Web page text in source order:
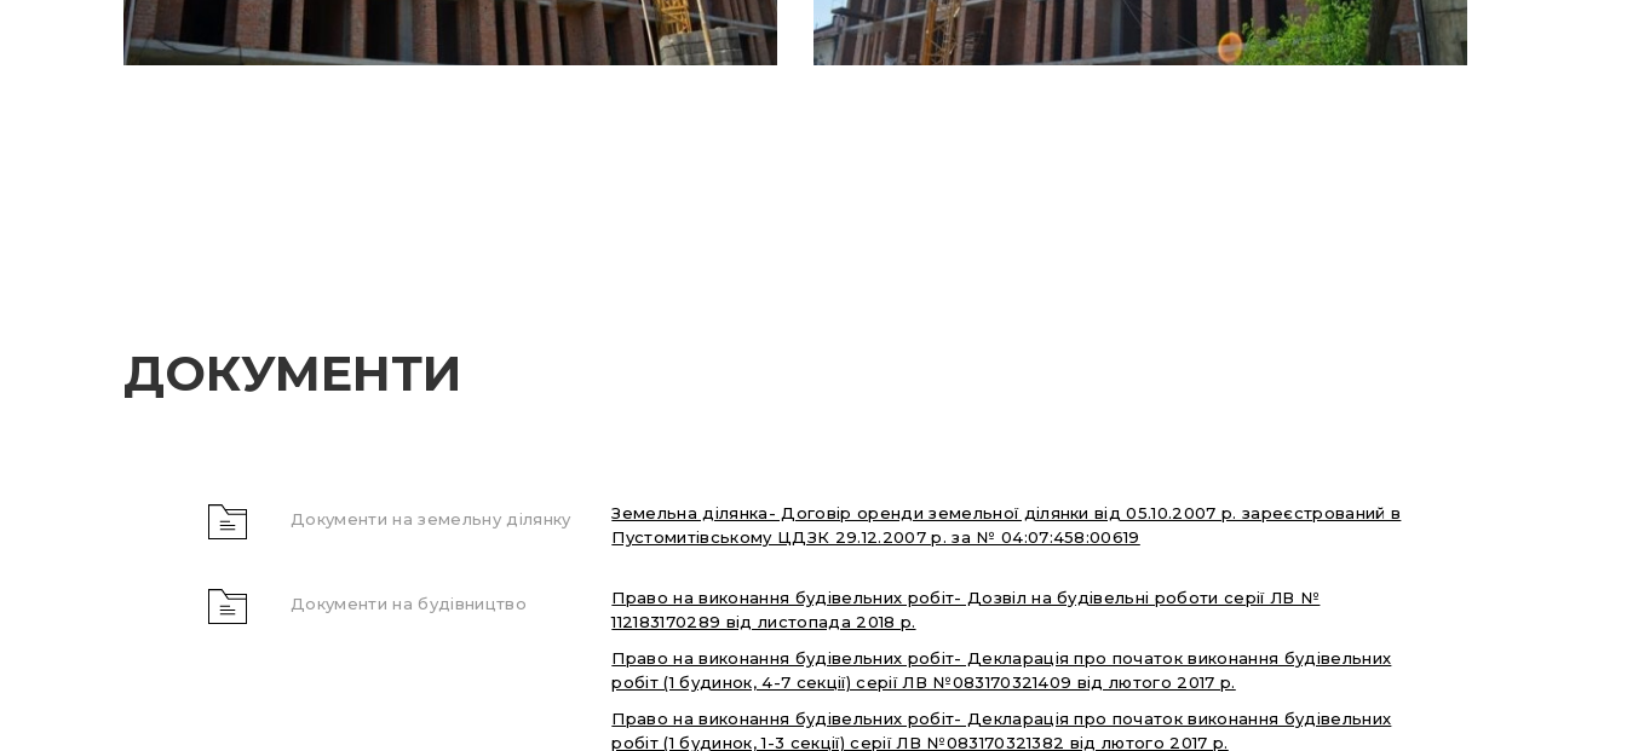
ДОКУМЕНТИ
Документи на земельну ділянку
Земельна ділянка- Договір оренди земельної ділянки від 05.10.2007 р. зареєстрований в
Пустомитівському ЦДЗК 29.12.2007 р. за № 04:07:458:00619
Документи на будівництво
Право на виконання будівельних робіт- Дозвіл на будівельні роботи серії ЛВ №
112183170289 від листопада 2018 р.
Право на виконання будівельних робіт- Декларація про початок виконання будівельних
робіт (1 будинок, 4-7 секції) серії ЛВ №083170321409 від лютого 2017 р.
Право на виконання будівельних робіт- Декларація про початок виконання будівельних
робіт (1 будинок, 1-3 секції) серії ЛВ №083170321382 від лютого 2017 р.